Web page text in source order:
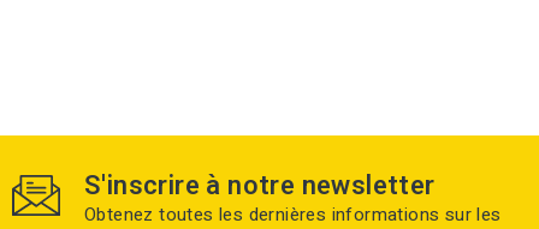
S'inscrire à notre newsletter
Obtenez toutes les dernières informations sur les